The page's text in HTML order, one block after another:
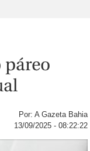
páreo
Por: A Gazeta Bahia
13/09/2025 - 08:22:22